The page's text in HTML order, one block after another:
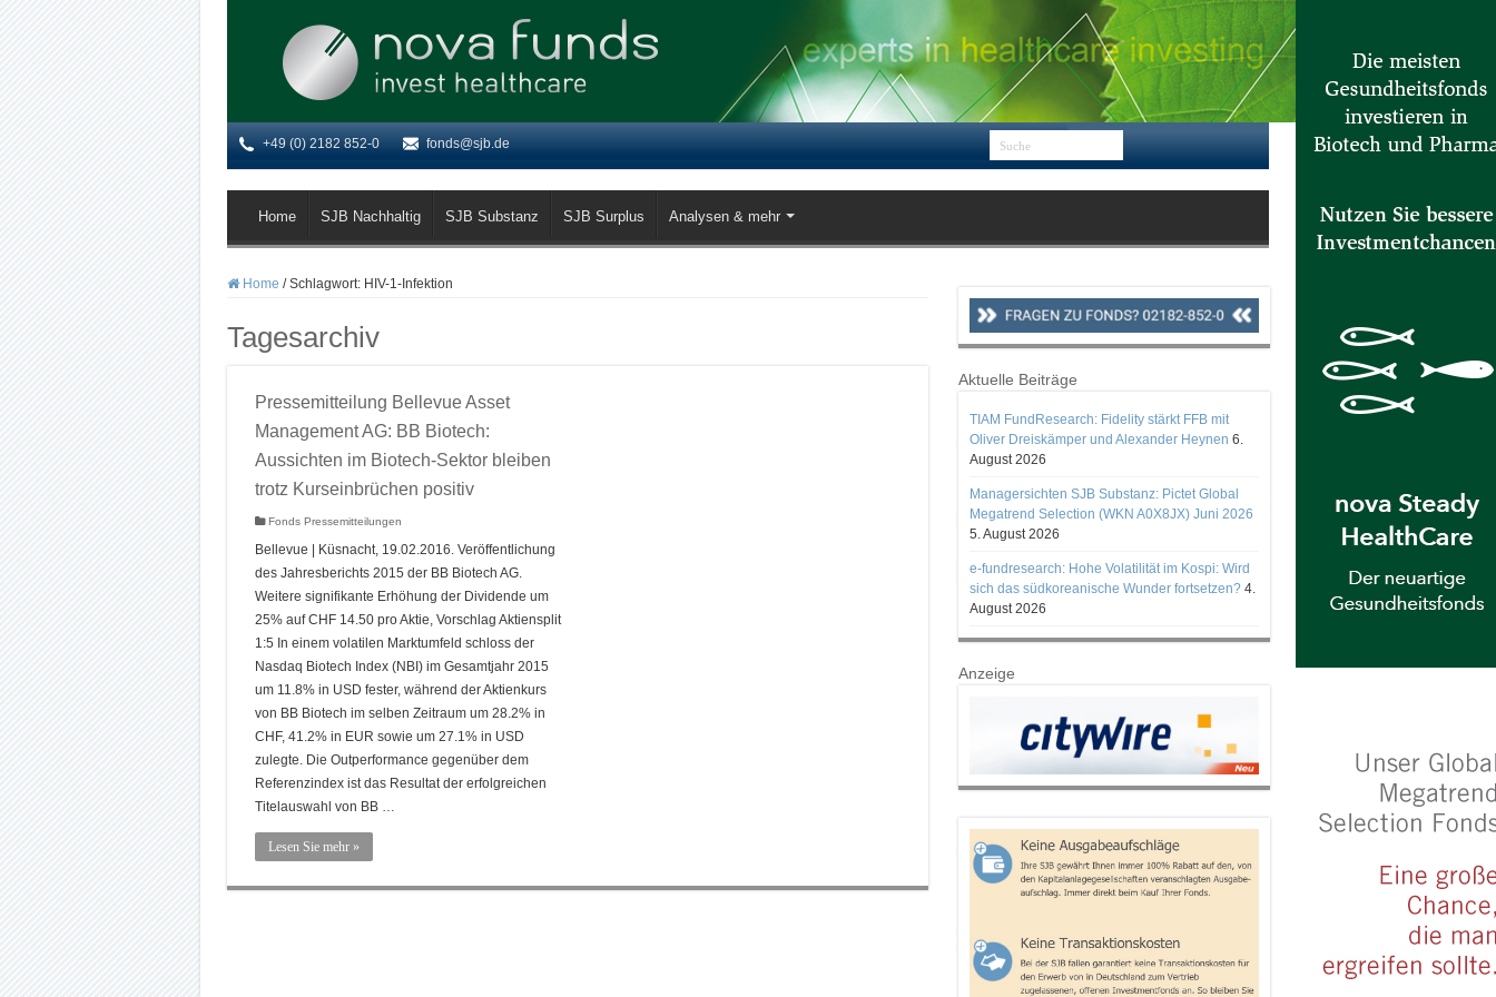
+49 (0) 2182 852-0 fonds@sjb.de
Home SJB Nachhaltig SJB Substanz SJB Surplus Analysen & mehr
Home / Schlagwort: HIV-1-Infektion
Tagesarchiv
Pressemitteilung Bellevue Asset
Management AG: BB Biotech:
Aussichten im Biotech-Sektor bleiben
trotz Kurseinbrüchen positiv
Fonds Pressemitteilungen
Bellevue | Küsnacht, 19.02.2016. Veröffentlichung
des Jahresberichts 2015 der BB Biotech AG.
Weitere signifikante Erhöhung der Dividende um
25% auf CHF 14.50 pro Aktie, Vorschlag Aktiensplit
1:5 In einem volatilen Marktumfeld schloss der
Nasdaq Biotech Index (NBI) im Gesamtjahr 2015
um 11.8% in USD fester, während der Aktienkurs
von BB Biotech im selben Zeitraum um 28.2% in
CHF, 41.2% in EUR sowie um 27.1% in USD
zulegte. Die Outperformance gegenüber dem
Referenzindex ist das Resultat der erfolgreichen
Titelauswahl von BB …
Lesen Sie mehr »
Aktuelle Beiträge
TIAM FundResearch: Fidelity stärkt FFB mit
Oliver Dreiskämper und Alexander Heynen 6.
August 2026
Managersichten SJB Substanz: Pictet Global
Megatrend Selection (WKN A0X8JX) Juni 2026
5. August 2026
e-fundresearch: Hohe Volatilität im Kospi: Wird
sich das südkoreanische Wunder fortsetzen? 4.
August 2026
Anzeige